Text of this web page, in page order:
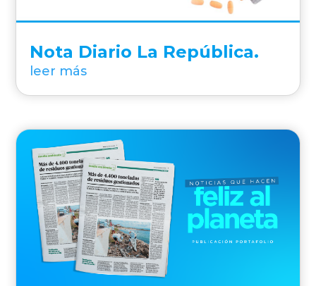
Nota Diario La República.
leer más